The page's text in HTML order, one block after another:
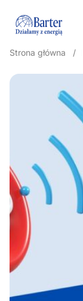
Strona główna /